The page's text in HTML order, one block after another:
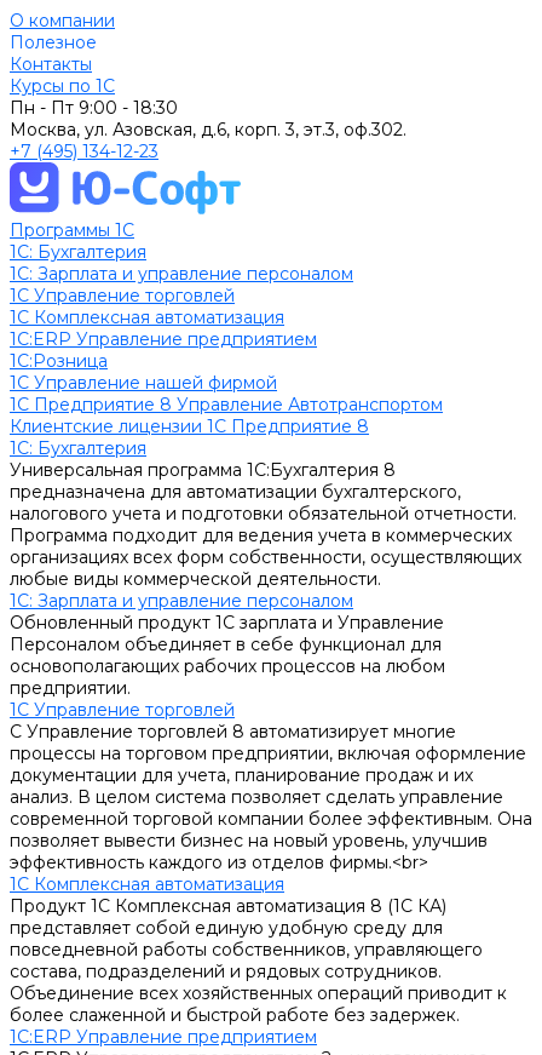
О компании
Полезное
Контакты
Курсы по 1С
Пн - Пт 9:00 - 18:30
Москва, ул. Азовская, д.6, корп. 3, эт.3, оф.302.
+7 (495) 134-12-23
Программы 1С
1C: Бухгалтерия
1С: Зарплата и управление персоналом
1С Управление торговлей
1С Комплексная автоматизация
1С:ERP Управление предприятием
1С:Розница
1С Управление нашей фирмой
1С Предприятие 8 Управление Автотранспортом
Клиентские лицензии 1С Предприятие 8
1C: Бухгалтерия
Универсальная программа 1С:Бухгалтерия 8
предназначена для автоматизации бухгалтерского,
налогового учета и подготовки обязательной отчетности.
Программа подходит для ведения учета в коммерческих
организациях всех форм собственности, осуществляющих
любые виды коммерческой деятельности.
1С: Зарплата и управление персоналом
Обновленный продукт 1С зарплата и Управление
Персоналом объединяет в себе функционал для
основополагающих рабочих процессов на любом
предприятии.
1С Управление торговлей
С Управление торговлей 8 автоматизирует многие
процессы на торговом предприятии, включая оформление
документации для учета, планирование продаж и их
анализ. В целом система позволяет сделать управление
современной торговой компании более эффективным. Она
позволяет вывести бизнес на новый уровень, улучшив
эффективность каждого из отделов фирмы.<br>
1С Комплексная автоматизация
Продукт 1С Комплексная автоматизация 8 (1С КА)
представляет собой единую удобную среду для
повседневной работы собственников, управляющего
состава, подразделений и рядовых сотрудников.
Объединение всех хозяйственных операций приводит к
более слаженной и быстрой работе без задержек.
1С:ERP Управление предприятием